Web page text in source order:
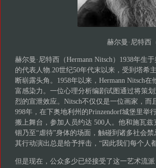
赫尔曼·尼特西
赫尔曼·尼特西（Hermann Nitsch）1938年生
的代表人物.20世纪50年代末以来，受到塔希
断崭露头角。1958年以来，Hermann Nitsch
富感染力。一位心理分析编剧试图通过将策
烈的宣泄效应。Nitsch不仅仅是一位画家，
998年，在下奥地利州的Prinzendorf城堡里举
搬上舞台，参加人员约达 500人。他和施瓦
锢乃至“虐待”身体的场面，触碰到诸多社会
其行动演出总是给予抨击，“因此我们每个人
但是现在，公众多少已经接受了这一艺术流